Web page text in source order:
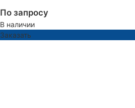
По запросу
В наличии
Заказать